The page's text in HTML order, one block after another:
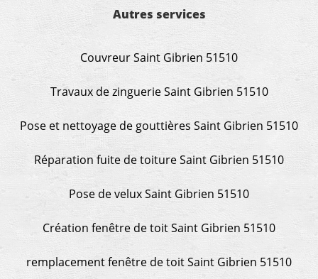
Autres services
Couvreur Saint Gibrien 51510
Travaux de zinguerie Saint Gibrien 51510
Pose et nettoyage de gouttières Saint Gibrien 51510
Réparation fuite de toiture Saint Gibrien 51510
Pose de velux Saint Gibrien 51510
Création fenêtre de toit Saint Gibrien 51510
remplacement fenêtre de toit Saint Gibrien 51510